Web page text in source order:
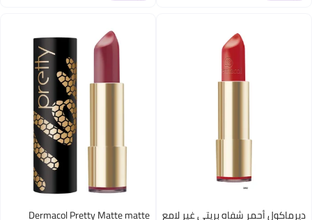
ديرماكول أحمر شفاه بريتي غير لامع Dermacol Pretty Matte matte